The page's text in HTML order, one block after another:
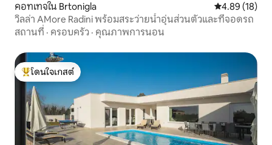
คอทเทจใน Brtonigla คะแนนเฉลี่ย
4.89 (18)
วิลล่า AMore Radini พร้อมสระว่ายน้ำอุ่นส่วนตัวและที่จอดรถ
สถานที่ · ครอบครัว · คุณภาพการนอน
โดนใจเกสต์ที่สุด
โดนใจเกสต์